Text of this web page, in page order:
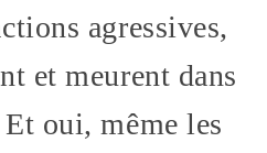
agressives,
et meurent dans
oui, même les